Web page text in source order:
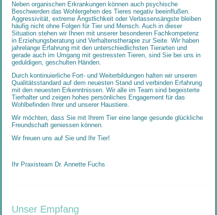
Neben organischen Erkrankungen können auch psychische
Beschwerden das Wohlergehen des Tieres negativ beeinflußen.
Aggressivität, extreme Ängstlichkeit oder Verlassensängste bleiben
häufig nicht ohne Folgen für Tier und Mensch. Auch in dieser
Situation stehen wir Ihnen mit unserer besonderen Fachkompetenz
in Erziehungsberatung und Verhaltenstherapie zur Seite. Wir haben
jahrelange Erfahrung mit den unterschiedlichsten Tierarten und
gerade auch im Umgang mit gestressten Tieren, sind Sie bei uns in
geduldigen, geschulten Händen.
Durch kontinuierliche Fort- und Weiterbildungen halten wir unseren
Qualitätsstandard auf dem neuesten Stand und verbinden Erfahrung
mit den neuesten Erkenntnissen. Wir alle im Team sind begeisterte
Tierhalter und zeigen hohes persönliches Engagement für das
Wohlbefinden Ihrer und unserer Haustiere.
Wir möchten, dass Sie mit Ihrem Tier eine lange gesunde glückliche
Freundschaft geniessen können.
Wir freuen uns auf Sie und Ihr Tier!
Ihr Praxisteam Dr. Annette Fuchs
Unser Empfang